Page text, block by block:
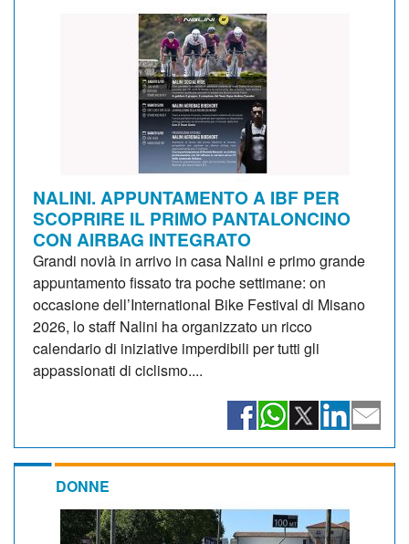
NALINI. APPUNTAMENTO A IBF PER
SCOPRIRE IL PRIMO PANTALONCINO
CON AIRBAG INTEGRATO
Grandi novià in arrivo in casa Nalini e primo grande
appuntamento fissato tra poche settimane: on
occasione dell’International Bike Festival di Misano
2026, lo staff Nalini ha organizzato un ricco
calendario di iniziative imperdibili per tutti gli
appassionati di ciclismo....
DONNE